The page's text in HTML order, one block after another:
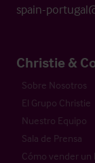
spain-
Christie &
Sobre Nosotros
El Grupo Christie
Nuestro Equipo
Sala de Prensa
Cómo vender un